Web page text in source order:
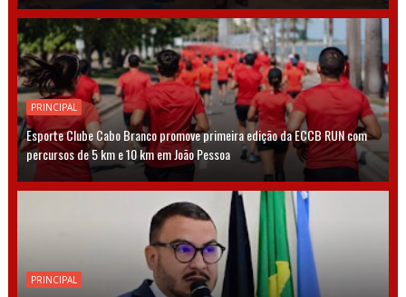
PRINCIPAL
Esporte Clube Cabo Branco promove primeira edição da ECCB RUN com
percursos de 5 km e 10 km em João Pessoa
PRINCIPAL